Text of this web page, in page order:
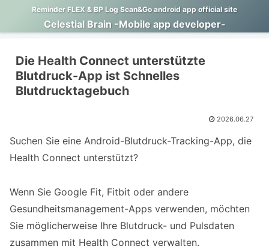
Reminder FLEX & BP Log Scan&Go android app official site
Celestial Brain -Mobile app developer-
Die Health Connect unterstützte
Blutdruck-App ist Schnelles
Blutdrucktagebuch
2026.06.27
Suchen Sie eine Android-Blutdruck-Tracking-App, die
Health Connect unterstützt?
Wenn Sie Google Fit, Fitbit oder andere
Gesundheitsmanagement-Apps verwenden, möchten
Sie möglicherweise Ihre Blutdruck- und Pulsdaten
zusammen mit Health Connect verwalten.